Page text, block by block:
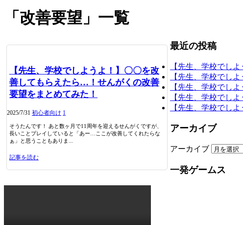
「 改善要望 」 一覧
【先生、学校でしようよ！】〇〇を改
善してもらえたら…！せんがくの改善
要望をまとめてみた！
2025/7/31 初心者向け 1
そうたんです！ あと数ヶ月で11周年を迎えるせんがくですが、
長いことプレイしていると「あー…ここが改善してくれたらな
ぁ」と思うこともありま...
記事を読む
最近の投稿
【先生、学校でし
【先生、学校でし
【先生、学校でし
【先生、学校でし
【先生、学校でし
アーカイブ
アーカイブ
一発ゲームス